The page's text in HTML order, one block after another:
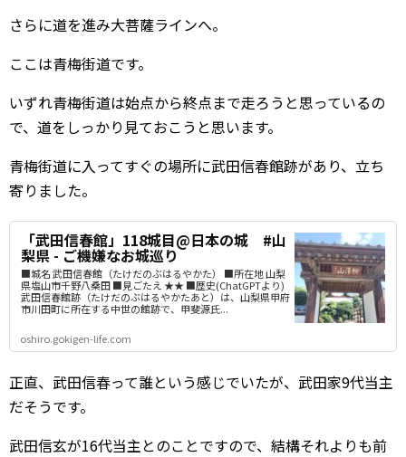
さらに道を進み大菩薩ラインへ。
ここは青梅街道です。
いずれ青梅街道は始点から終点まで走ろうと思っているの
で、道をしっかり見ておこうと思います。
青梅街道に入ってすぐの場所に武田信春館跡があり、立ち
寄りました。
「武田信春館」118城目@日本の城 #山
梨県 - ご機嫌なお城巡り
■城名 武田信春館（たけだのぶはるやかた） ■所在地 山梨
県塩山市千野八桑田 ■見ごたえ ★★ ■歴史(ChatGPTより)
武田信春館跡（たけだのぶはるやかたあと）は、山梨県甲府
市川田町に所在する中世の館跡で、甲斐源氏...
oshiro.gokigen-life.com
正直、武田信春って誰という感じでいたが、武田家9代当主
だそうです。
武田信玄が16代当主とのことですので、結構それよりも前